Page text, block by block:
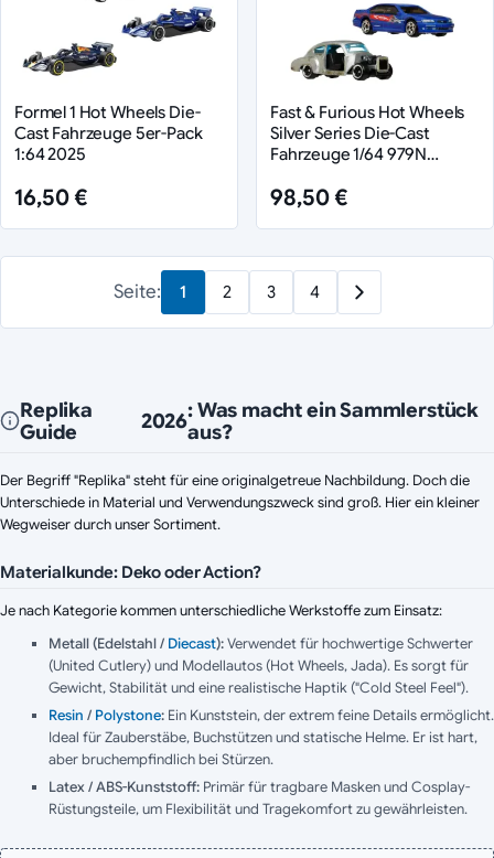
Formel 1 Hot Wheels Die-
Cast Fahrzeuge 5er-Pack
1:64 2025
16,50 €
Fast & Furious Hot Wheels
Silver Series Die-Cast
Fahrzeuge 1/64 979N
98,50 €
Seite: 1 2 3 4
Replika
Guide
2026: Was macht ein Sammlerstück
aus?
Der Begriff "Replika" steht für eine originalgetreue Nachbildung. Doch die
Unterschiede in Material und Verwendungszweck sind groß. Hier ein kleiner
Wegweiser durch unser Sortiment.
Materialkunde: Deko oder Action?
Je nach Kategorie kommen unterschiedliche Werkstoffe zum Einsatz:
Metall (Edelstahl / Diecast):Verwendet für hochwertige Schwerter
(United Cutlery) und Modellautos (Hot Wheels, Jada). Es sorgt für
Gewicht, Stabilität und eine realistische Haptik ("Cold Steel Feel").
Resin / Polystone: Ein Kunststein, der extrem feine Details ermöglicht.
Ideal für Zauberstäbe, Buchstützen und statische Helme. Er ist hart,
aber bruchempfindlich bei Stürzen.
Latex / ABS-Kunststoff: Primär für tragbare Masken und Cosplay-
Rüstungsteile, um Flexibilität und Tragekomfort zu gewährleisten.